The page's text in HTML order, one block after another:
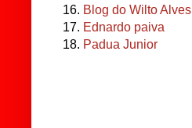
16. Blog do Wilto Alves
17. Ednardo paiva
18. Padua Junior